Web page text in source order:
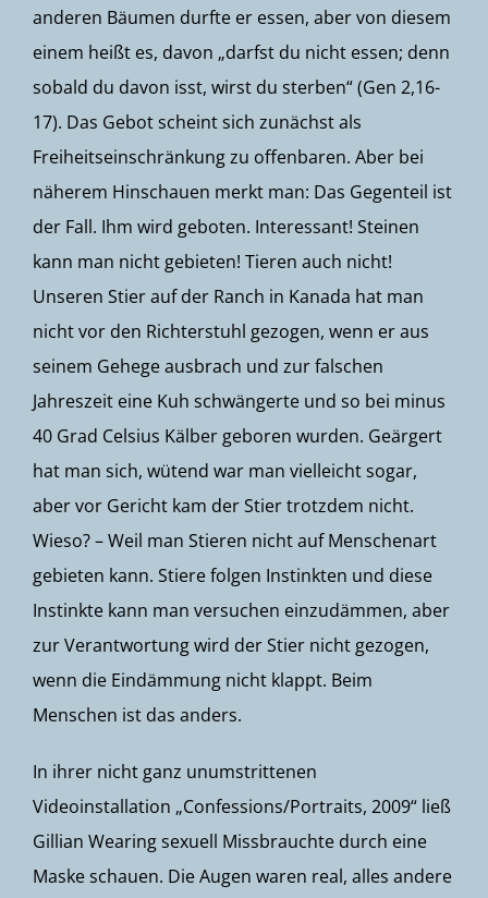
anderen Bäumen durfte er essen, aber von diesem
einem heißt es, davon „darfst du nicht essen; denn
sobald du davon isst, wirst du sterben“ (Gen 2,16-
17). Das Gebot scheint sich zunächst als
Freiheitseinschränkung zu offenbaren. Aber bei
näherem Hinschauen merkt man: Das Gegenteil ist
der Fall. Ihm wird geboten. Interessant! Steinen
kann man nicht gebieten! Tieren auch nicht!
Unseren Stier auf der Ranch in Kanada hat man
nicht vor den Richterstuhl gezogen, wenn er aus
seinem Gehege ausbrach und zur falschen
Jahreszeit eine Kuh schwängerte und so bei minus
40 Grad Celsius Kälber geboren wurden. Geärgert
hat man sich, wütend war man vielleicht sogar,
aber vor Gericht kam der Stier trotzdem nicht.
Wieso? – Weil man Stieren nicht auf Menschenart
gebieten kann. Stiere folgen Instinkten und diese
Instinkte kann man versuchen einzudämmen, aber
zur Verantwortung wird der Stier nicht gezogen,
wenn die Eindämmung nicht klappt. Beim
Menschen ist das anders.
In ihrer nicht ganz unumstrittenen
Videoinstallation „Confessions/Portraits, 2009“ ließ
Gillian Wearing sexuell Missbrauchte durch eine
Maske schauen. Die Augen waren real, alles andere